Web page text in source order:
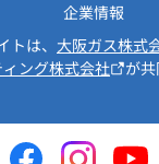
企業情報
トは、 大阪ガス株式
ング株式会社
が共